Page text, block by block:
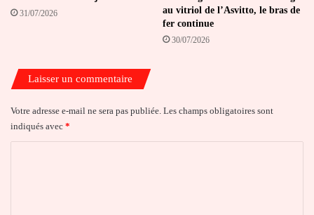
31/07/2026
au vitriol de l’Asvitto, le bras de
fer continue
30/07/2026
Laisser un commentaire
Votre adresse e-mail ne sera pas publiée. Les champs obligatoires sont
indiqués avec *